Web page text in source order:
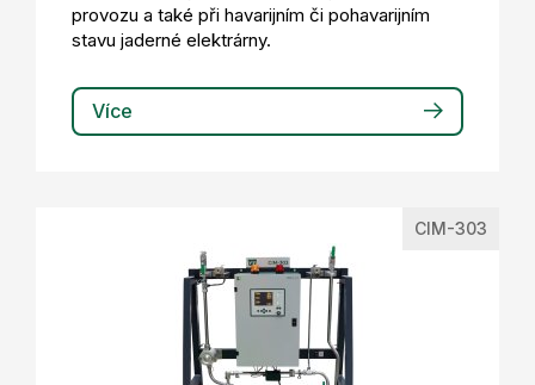
provozu a také při havarijním či pohavarijním
stavu jaderné elektrárny.
Více
CIM-303